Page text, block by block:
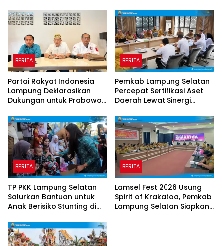
Spesifikasi Teknis
BERITA
Partai Rakyat Indonesia
Lampung Deklarasikan
Dukungan untuk Prabowo
BERITA
Pemkab Lampung Selatan
Percepat Sertifikasi Aset
Daerah Lewat Sinergi
Pertanahan
BERITA
TP PKK Lampung Selatan
Salurkan Bantuan untuk
Anak Berisiko Stunting di
BERITA
Lamsel Fest 2026 Usung
Spirit of Krakatoa, Pemkab
Lampung Selatan Siapkan